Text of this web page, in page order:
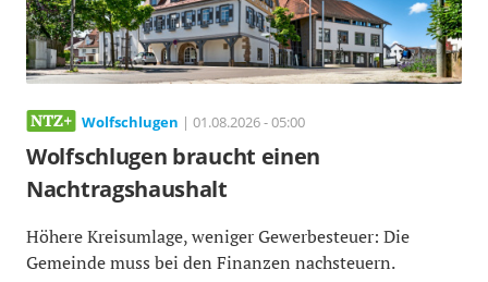
Wolfschlugen | 01.08.2026 - 05:00
Wolfschlugen braucht einen
Nachtragshaushalt
Höhere Kreisumlage, weniger Gewerbesteuer: Die
Gemeinde muss bei den Finanzen nachsteuern.